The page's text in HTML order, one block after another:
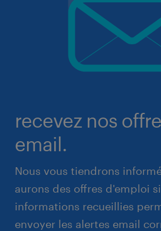
recevez nos
email.
Nous vous tiendrons
aurons des offres d'emploi
informations recueillies
envoyer les alertes email